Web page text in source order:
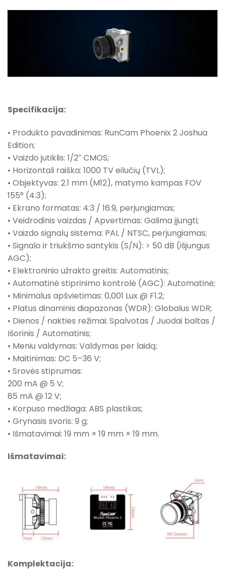
Specifikacija:
• Produkto pavadinimas: RunCam Phoenix 2 Joshua
Edition;
• Vaizdo jutiklis: 1/2″ CMOS;
• Horizontali raiška: 1000 TV eilučių (TVL);
• Objektyvas: 2.1 mm (M12), matymo kampas FOV
155° (4:3);
• Ekrano formatas: 4:3 / 16:9, perjungiamas;
• Veidrodinis vaizdas / Apvertimas: Galima įjungti;
• Vaizdo signalų sistema: PAL / NTSC, perjungiamas;
• Signalo ir triukšmo santykis (S/N): > 50 dB (išjungus
AGC);
• Elektroninio užrakto greitis: Automatinis;
• Automatinė stiprinimo kontrolė (AGC): Automatinė;
• Minimalus apšvietimas: 0,001 Lux @ F1.2;
• Platus dinaminis diapazonas (WDR): Globalus WDR;
• Dienos / nakties režimai: Spalvotas / Juodai baltas /
Išorinis / Automatinis;
• Meniu valdymas: Valdymas per laidą;
• Maitinimas: DC 5–36 V;
• Srovės stiprumas:
200 mA @ 5 V;
85 mA @ 12 V;
• Korpuso medžiaga: ABS plastikas;
• Grynasis svoris: 9 g;
• Išmatavimai: 19 mm × 19 mm × 19 mm.
Išmatavimai:
Komplektacija: